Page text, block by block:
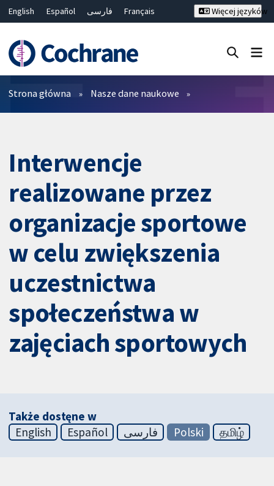
English Español فارسی
Français
Bahasa Malaysia
ไทย
繁體中文
简体中文
Więcej języków
Filtry
Strona główna Nasze dane naukowe
Interwencje
realizowane przez
organizacje sportowe
w celu zwiększenia
uczestnictwa
społeczeństwa w
zajęciach sportowych
Także dostęne w
English
Español فارسی Polski தமிழ்